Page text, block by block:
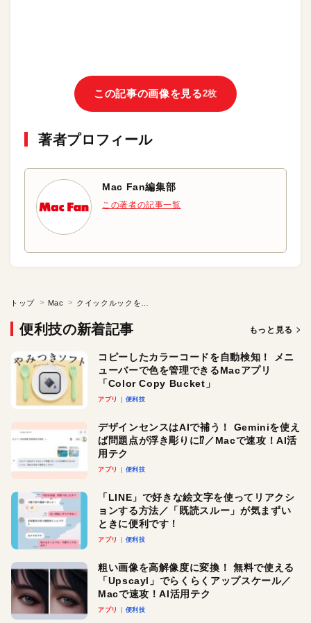
この記事の画像を見る2枚
著者プロフィール
Mac Fan編集部
この著者の記事一覧
トップ Mac
便利技の新着記事 もっと見る
コピーしたカラーコードを自動検知！ メニ
ューバーで色を管理できるMacアプリ
「Color Copy Bucket」
アプリ 便利技
デザインセンスはAIで補う！ Geminiを使え
ば問題点が浮き彫りに⁉︎／Macで速攻！AI活
用テク
アプリ 便利技
「LINE」で好きな絵文字を使ってリアクシ
ョンする方法／「既読スルー」が気まずい
ときに便利です！
アプリ 便利技
粗い画像を高解像度に変換！ 無料で使える
「Upscayl」でらくらくアップスケール／
Macで速攻！AI活用テク
アプリ 便利技